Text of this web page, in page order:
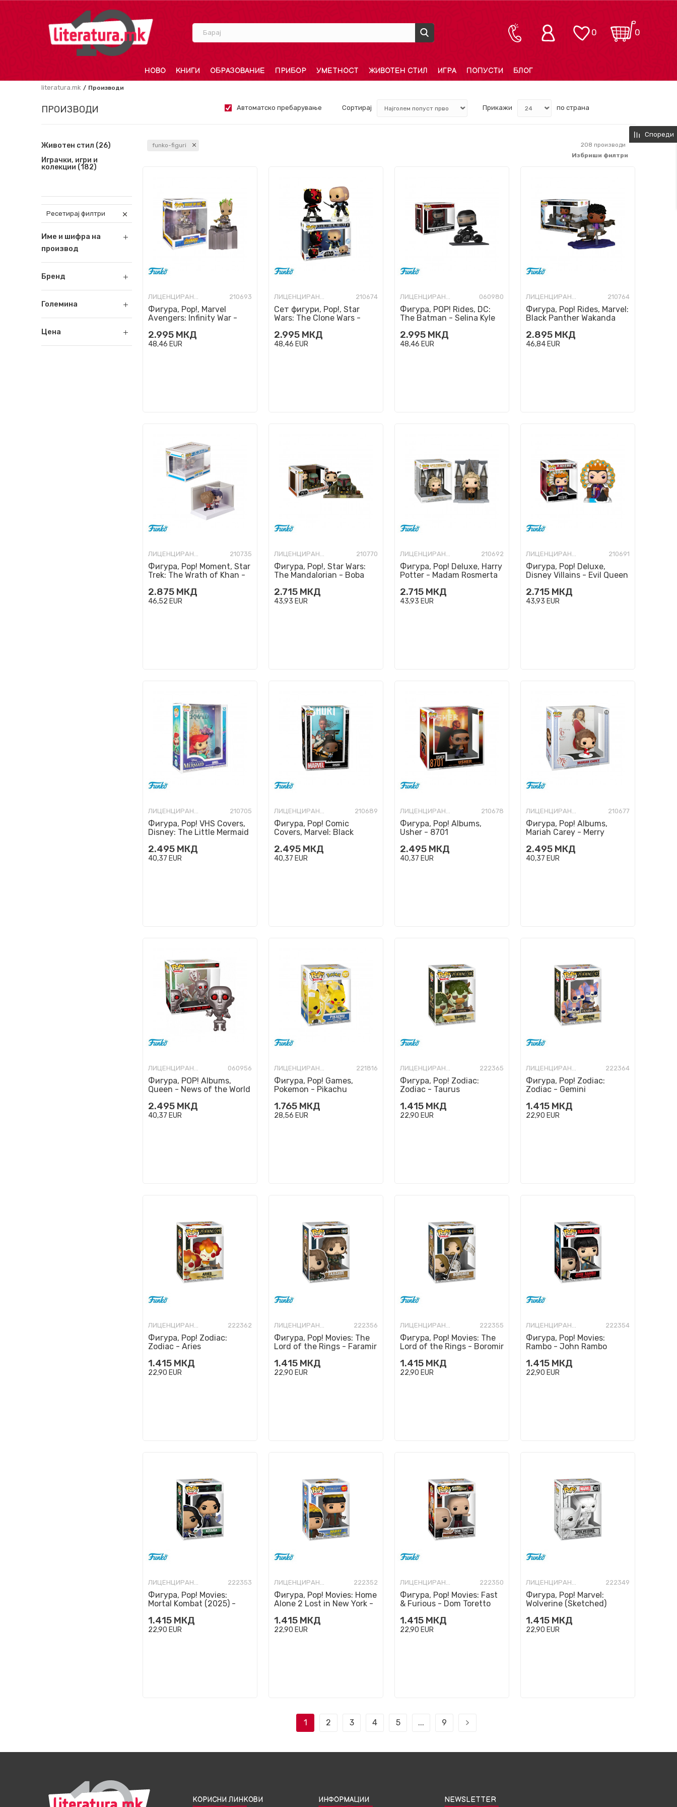
Барај 0
0
НОВО КНИГИ ОБРАЗОВАНИЕ ПРИБОР УМЕТНОСТ ЖИВОТЕН СТИЛ ИГРА ПОПУСТИ БЛОГ
literatura.mk Производи
ПРОИЗВОДИ Автоматско пребарување Сортирај Прикажи по страна
Животен стил (26)
Играчки, игри и
колекции (182)
Ресетирај филтри
Име и шифра на
производ
Бренд
Големина
Цена
funko-figuri 208 производи
Избриши филтри
ЛИЦЕНЦИРАНИ ФИГУРИ И СЕТОВИ 210693
Фигура, Pop!, Marvel
Avengers: Infinity War -
2.995 МКД
48,46 EUR
ЛИЦЕНЦИРАНИ ФИГУРИ И СЕТОВИ 210674
Сет фигури, Pop!, Star
Wars: The Clone Wars -
2.995 МКД
48,46 EUR
ЛИЦЕНЦИРАНИ ФИГУРИ И СЕТОВИ 060980
Фигура, POP! Rides, DC:
The Batman - Selina Kyle
2.995 МКД
48,46 EUR
ЛИЦЕНЦИРАНИ ФИГУРИ И СЕТОВИ 210764
Фигура, Pop! Rides, Marvel:
Black Panther Wakanda
2.895 МКД
46,84 EUR
ЛИЦЕНЦИРАНИ ФИГУРИ И СЕТОВИ 210735
Фигура, Pop! Moment, Star
Trek: The Wrath of Khan -
2.875 МКД
46,52 EUR
ЛИЦЕНЦИРАНИ ФИГУРИ И СЕТОВИ 210770
Фигура, Pop!, Star Wars:
The Mandalorian - Boba
2.715 МКД
43,93 EUR
ЛИЦЕНЦИРАНИ ФИГУРИ И СЕТОВИ 210692
Фигура, Pop! Deluxe, Harry
Potter - Madam Rosmerta
2.715 МКД
43,93 EUR
ЛИЦЕНЦИРАНИ ФИГУРИ И СЕТОВИ 210691
Фигура, Pop! Deluxe,
Disney Villains - Evil Queen
2.715 МКД
43,93 EUR
ЛИЦЕНЦИРАНИ ФИГУРИ И СЕТОВИ 210705
Фигура, Pop! VHS Covers,
Disney: The Little Mermaid
2.495 МКД
40,37 EUR
ЛИЦЕНЦИРАНИ ФИГУРИ И СЕТОВИ 210689
Фигура, Pop! Comic
Covers, Marvel: Black
2.495 МКД
40,37 EUR
ЛИЦЕНЦИРАНИ ФИГУРИ И СЕТОВИ 210678
Фигура, Pop! Albums,
Usher - 8701
2.495 МКД
40,37 EUR
ЛИЦЕНЦИРАНИ ФИГУРИ И СЕТОВИ 210677
Фигура, Pop! Albums,
Mariah Carey - Merry
2.495 МКД
40,37 EUR
ЛИЦЕНЦИРАНИ ФИГУРИ И СЕТОВИ 060956
Фигура, POP! Albums,
Queen - News of the World
2.495 МКД
40,37 EUR
ЛИЦЕНЦИРАНИ ФИГУРИ И СЕТОВИ 221816
Фигура, Pop! Games,
Pokemon - Pikachu
1.765 МКД
28,56 EUR
ЛИЦЕНЦИРАНИ ФИГУРИ И СЕТОВИ 222365
Фигура, Pop! Zodiac:
Zodiac - Taurus
1.415 МКД
22,90 EUR
ЛИЦЕНЦИРАНИ ФИГУРИ И СЕТОВИ 222364
Фигура, Pop! Zodiac:
Zodiac - Gemini
1.415 МКД
22,90 EUR
ЛИЦЕНЦИРАНИ ФИГУРИ И СЕТОВИ 222362
Фигура, Pop! Zodiac:
Zodiac - Aries
1.415 МКД
22,90 EUR
ЛИЦЕНЦИРАНИ ФИГУРИ И СЕТОВИ 222356
Фигура, Pop! Movies: The
Lord of the Rings - Faramir
1.415 МКД
22,90 EUR
ЛИЦЕНЦИРАНИ ФИГУРИ И СЕТОВИ 222355
Фигура, Pop! Movies: The
Lord of the Rings - Boromir
1.415 МКД
22,90 EUR
ЛИЦЕНЦИРАНИ ФИГУРИ И СЕТОВИ 222354
Фигура, Pop! Movies:
Rambo - John Rambo
1.415 МКД
22,90 EUR
ЛИЦЕНЦИРАНИ ФИГУРИ И СЕТОВИ 222353
Фигура, Pop! Movies:
Mortal Kombat (2025) -
1.415 МКД
22,90 EUR
ЛИЦЕНЦИРАНИ ФИГУРИ И СЕТОВИ 222352
Фигура, Pop! Movies: Home
Alone 2 Lost in New York -
1.415 МКД
22,90 EUR
ЛИЦЕНЦИРАНИ ФИГУРИ И СЕТОВИ 222350
Фигура, Pop! Movies: Fast
& Furious - Dom Toretto
1.415 МКД
22,90 EUR
ЛИЦЕНЦИРАНИ ФИГУРИ И СЕТОВИ 222349
Фигура, Pop! Marvel:
Wolverine (Sketched)
1.415 МКД
22,90 EUR
1 2 3 4 5 ... 9
Спореди
КОРИСНИ ЛИНКОВИ ИНФОРМАЦИИ NEWSLETTER